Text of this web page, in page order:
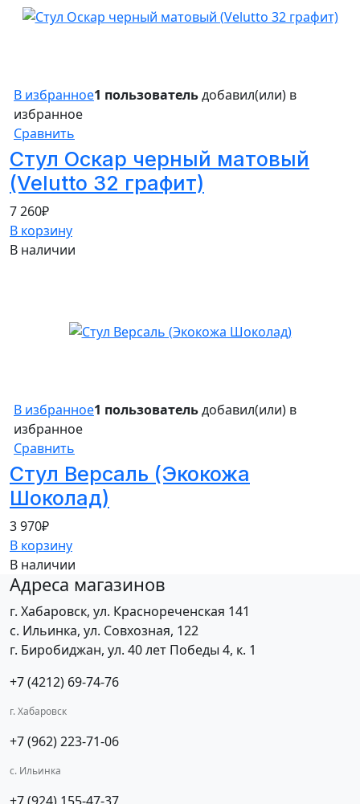
В избранное1 пользовательдобавил(или) в
избранное
Сравнить
Стул Оскар черный матовый
(Velutto 32 графит)
7 260₽
В корзину
В наличии
В избранное1 пользовательдобавил(или) в
избранное
Сравнить
Стул Версаль (Экокожа
Шоколад)
3 970₽
В корзину
В наличии
Адреса магазинов
г. Хабаровск, ул. Краснореченская 141
с. Ильинка, ул. Совхозная, 122
г. Биробиджан, ул. 40 лет Победы 4, к. 1
+7 (4212) 69-74-76
г. Хабаровск
+7 (962) 223-71-06
с. Ильинка